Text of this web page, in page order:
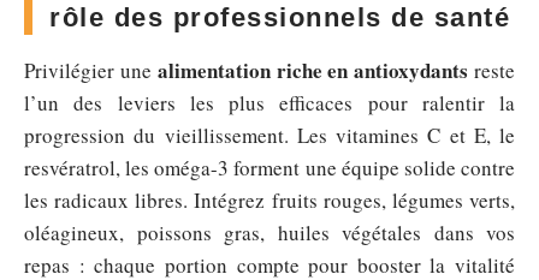
rôle des professionnels de santé
Privilégier une alimentation riche en antioxydants reste
l’un des leviers les plus efficaces pour ralentir la
progression du vieillissement. Les vitamines C et E, le
resvératrol, les oméga-3 forment une équipe solide contre
les radicaux libres. Intégrez fruits rouges, légumes verts,
oléagineux, poissons gras, huiles végétales dans vos
repas : chaque portion compte pour booster la vitalité